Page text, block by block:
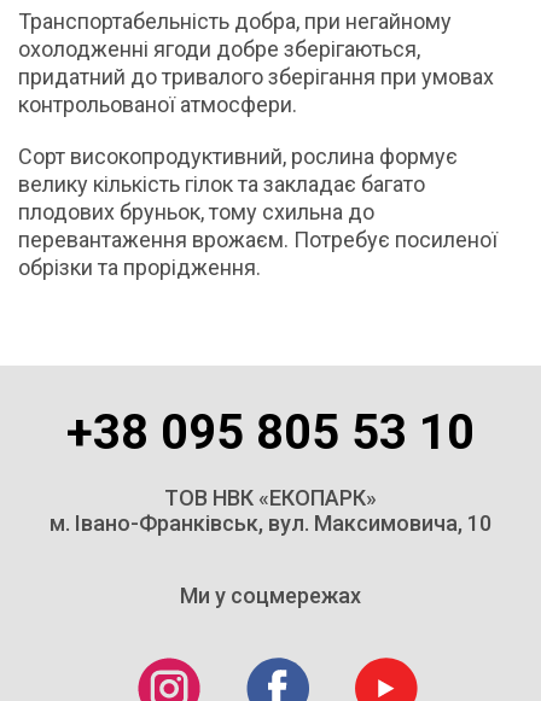
Транспортабельність добра, при негайному
охолодженні ягоди добре зберігаються,
придатний до тривалого зберігання при умовах
контрольованої атмосфери.
Сорт високопродуктивний, рослина формує
велику кількість гілок та закладає багато
плодових бруньок, тому схильна до
перевантаження врожаєм. Потребує посиленої
обрізки та прорідження.
+38 095 805 53 10
ТОВ НВК «ЕКОПАРК»
м. Івано-Франківськ, вул. Максимовича, 10
Ми у соцмережах